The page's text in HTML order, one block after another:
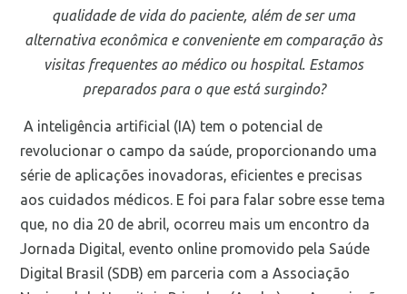
qualidade de vida do paciente, além de ser uma
alternativa econômica e conveniente em comparação às
visitas frequentes ao médico ou hospital. Estamos
preparados para o que está surgindo?
A inteligência artificial (IA) tem o potencial de
revolucionar o campo da saúde, proporcionando uma
série de aplicações inovadoras, eficientes e precisas
aos cuidados médicos. E foi para falar sobre esse tema
que, no dia 20 de abril, ocorreu mais um encontro da
Jornada Digital, evento online promovido pela Saúde
Digital Brasil (SDB) em parceria com a Associação